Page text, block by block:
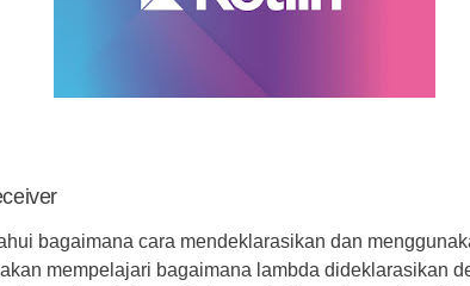
bagaimana cara mendeklarasikan dan
mempelajari bagaimana lambda dideklarasikan